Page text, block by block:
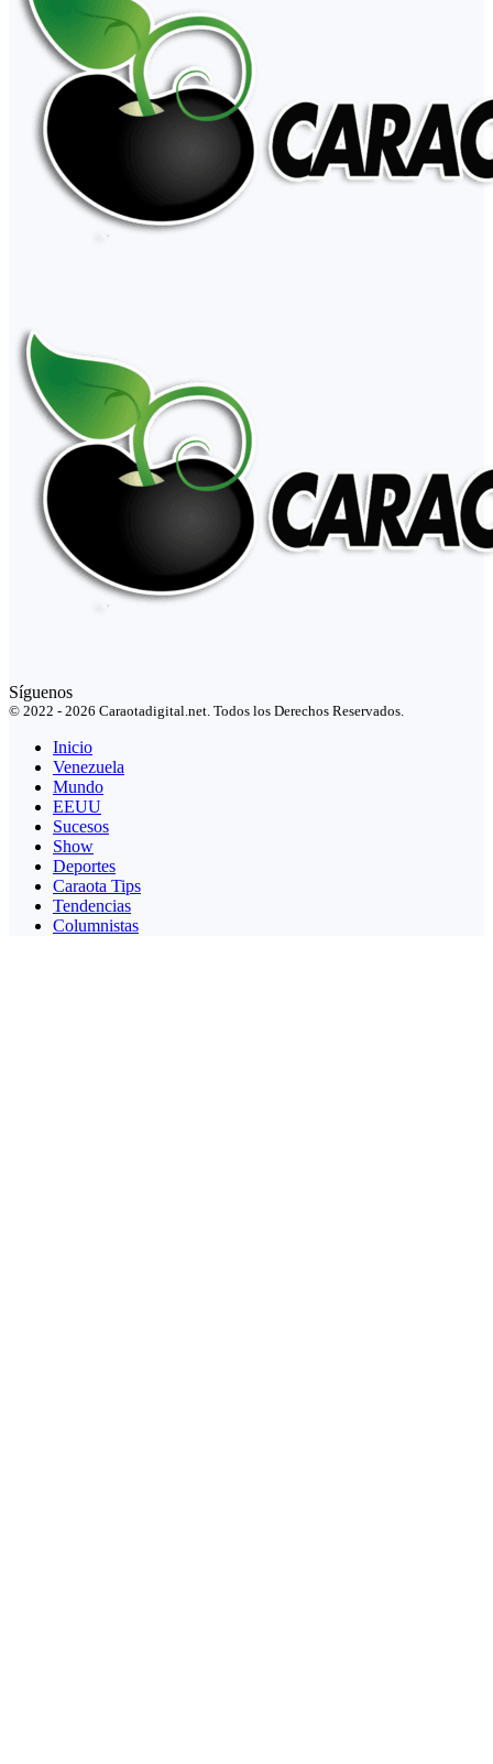
Síguenos
© 2022 - 2026 Caraotadigital.net. Todos los Derechos Reservados.
Inicio
Venezuela
Mundo
EEUU
Sucesos
Show
Deportes
Caraota Tips
Tendencias
Columnistas